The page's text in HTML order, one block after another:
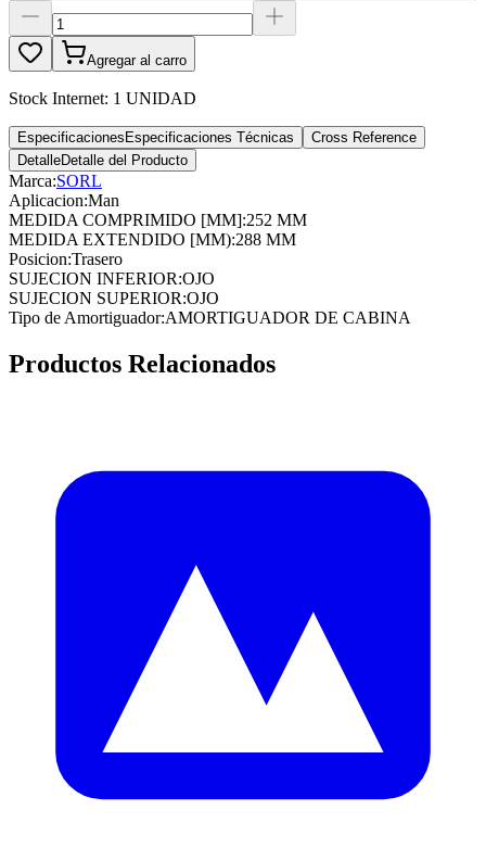
Agregar al carro
Stock Internet: 1 UNIDAD
Especificaciones Especificaciones Técnicas
Cross Reference
DetalleDetalle del Producto
Marca:SORL
Aplicacion:Man
MEDIDA COMPRIMIDO [MM]:252 MM
MEDIDA EXTENDIDO [MM):288 MM
Posicion:Trasero
SUJECION INFERIOR:OJO
SUJECION SUPERIOR:OJO
Tipo de Amortiguador:AMORTIGUADOR DE CABINA
Productos Relacionados